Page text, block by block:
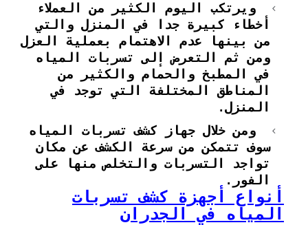
ويرتكب اليوم الكثير من العملاء
أخطاء كبيرة جدا في المنزل والتي
من بينها عدم الاهتمام بعملية العزل
ومن ثم التعرض إلى تسربات المياه
في المطبخ والحمام والكثير من
المناطق المختلفة التي توجد في
المنزل.
ومن خلال جهاز كشف تسربات المياه
سوف تتمكن من سرعة الكشف عن مكان
تواجد التسربات والتخلص منها على
الفور.
أنواع أجهزة كشف تسربات
المياه في الجدران